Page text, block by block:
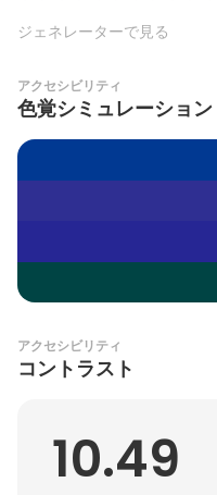
ジェネレーターで見る
アクセシビリティ
色覚シミュレーション
アクセシビリティ
コントラスト
10.49